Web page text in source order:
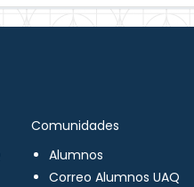
Comunidades
Alumnos
Correo Alumnos UAQ